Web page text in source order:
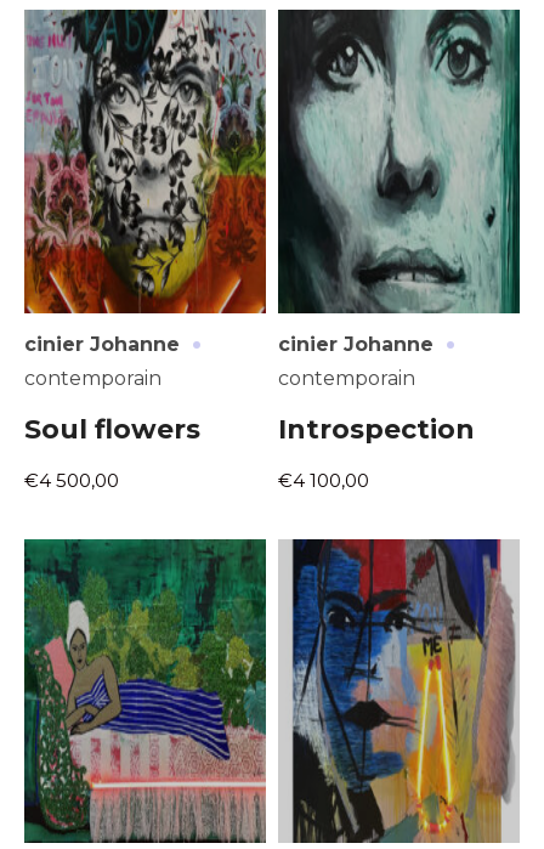
cinier Johanne ·
contemporain
Soul flowers
€4 500,00
cinier Johanne ·
contemporain
Introspection
€4 100,00